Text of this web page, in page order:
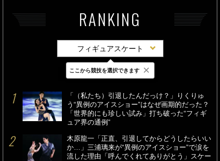
RANKING
フィギュアスケート
最新 24時間 週間
「（私たち）引退したんだっけ？」りくりゅ
う“異例のアイスショー”はなぜ画期的だった？
「世界的にも珍しい試み」打ち破った“フィギ
ュア界の通例”
木原龍一「正直、引退してからどうしたらいい
か…」三浦璃来が“異例のアイスショー”で涙を
流した理由「呼んでくれてありがとう」スケー
ここから競技を選択できます ×